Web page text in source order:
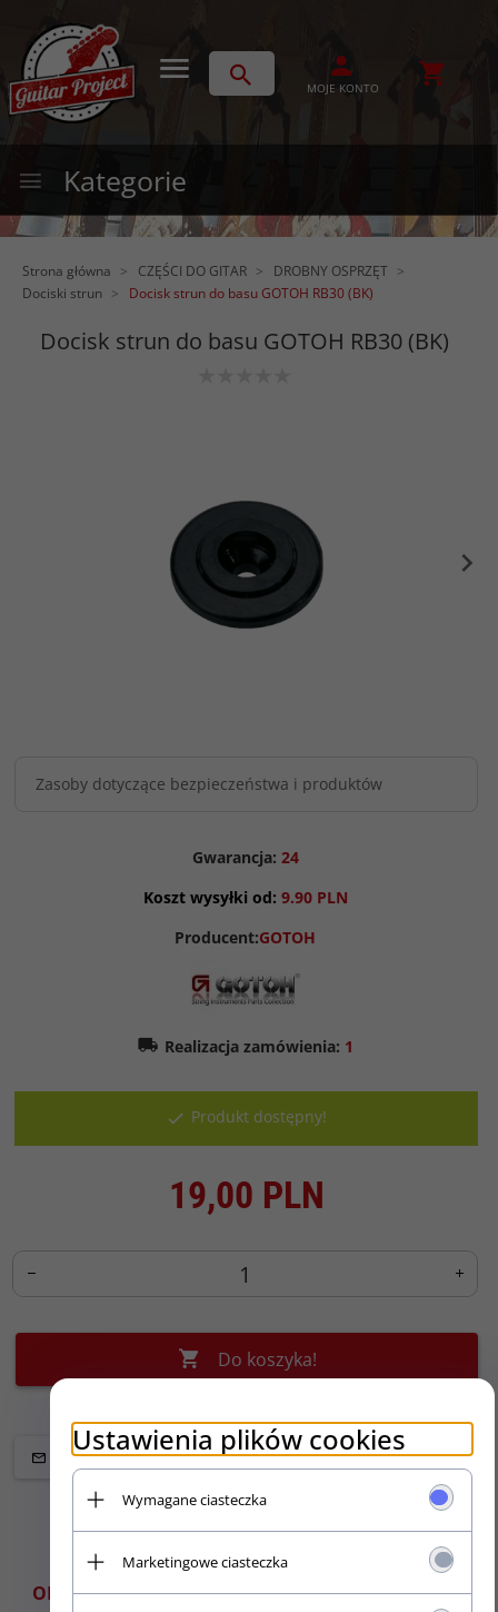
MOJE KONTO
Kategorie
Strona główna CZĘŚCI DO GITAR
DROBNY OSPRZĘT
Dociski strun
Docisk strun do basu GOTOH RB30 (BK)
Docisk strun do basu GOTOH RB30 (BK)
Zasoby dotyczące bezpieczeństwa i produktów
Gwarancja: 24
Koszt wysyłki od: 9.90 PLN
Producent:GOTOH
Realizacja zamówienia: 1
Produkt dostępny!
19,00 PLN
Do koszyka!
OPIS SPECYFIKACJA
Ustawienia plików cookies
Wymagane ciasteczka
Marketingowe ciasteczka